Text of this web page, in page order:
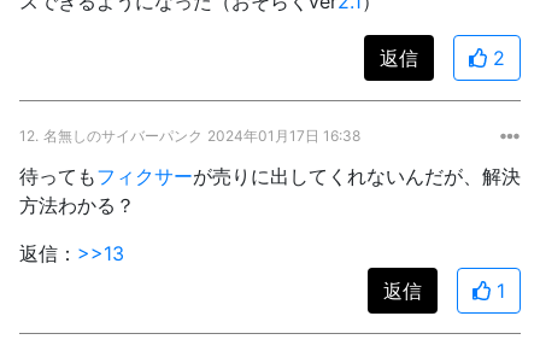
返信 2
12. 名無しのサイバーパンク 2024年01月17日 16:38
待ってもフィクサーが売りに出してくれないんだが、解決
方法わかる？
返信： >>13
返信
1